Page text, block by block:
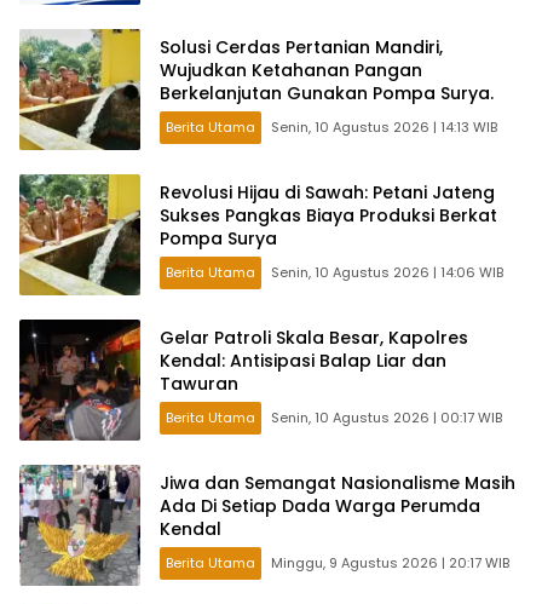
Solusi Cerdas Pertanian Mandiri,
Wujudkan Ketahanan Pangan
Berkelanjutan Gunakan Pompa Surya.
Berita Utama Senin, 10 Agustus 2026 | 14:13 WIB
Revolusi Hijau di Sawah: Petani Jateng
Sukses Pangkas Biaya Produksi Berkat
Pompa Surya
Berita Utama Senin, 10 Agustus 2026 | 14:06 WIB
Gelar Patroli Skala Besar, Kapolres
Kendal: Antisipasi Balap Liar dan
Tawuran
Berita Utama Senin, 10 Agustus 2026 | 00:17 WIB
Jiwa dan Semangat Nasionalisme Masih
Ada Di Setiap Dada Warga Perumda
Kendal
Berita Utama Minggu, 9 Agustus 2026 | 20:17 WIB